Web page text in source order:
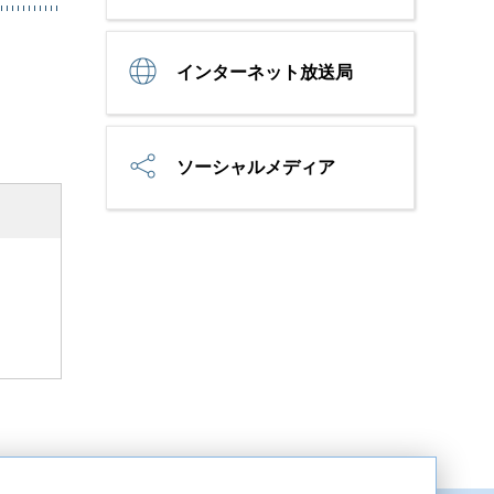
インターネット放送局
ソーシャルメディア